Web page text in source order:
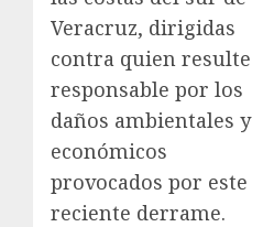
Veracruz, dirigidas
contra quien resulte
responsable por los
daños ambientales y
económicos
provocados por este
reciente derrame.